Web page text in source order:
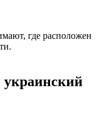
где расположен